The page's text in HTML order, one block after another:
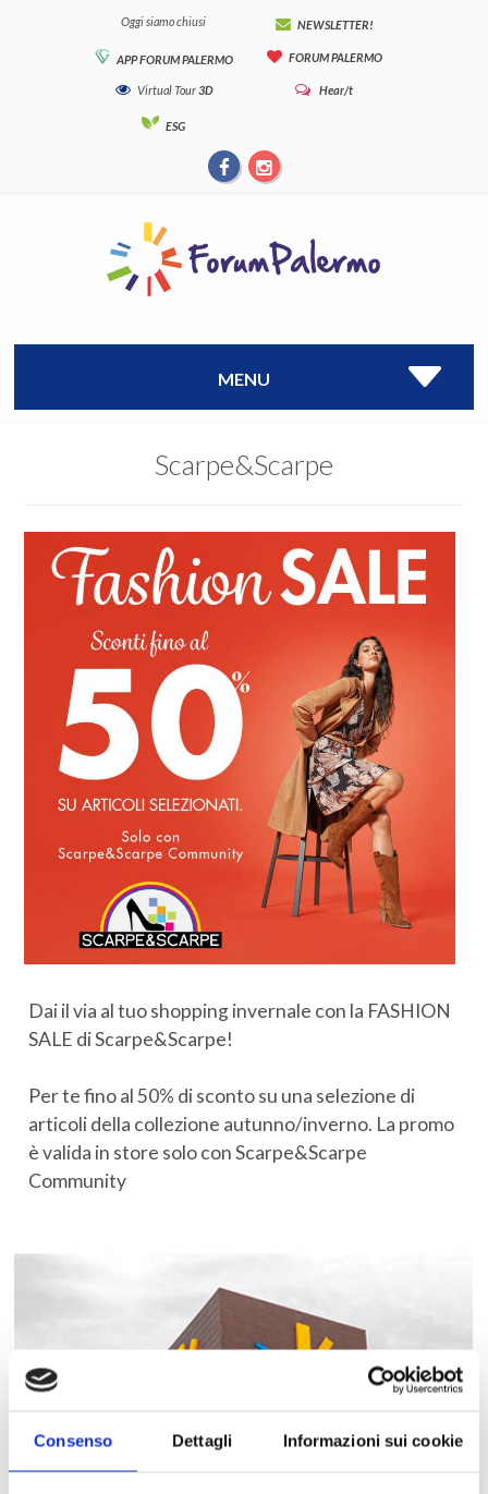
Consenso Dettagli Informazioni sui cookie
Oggi siamo chiusi NEWSLETTER!
APP FORUM PALERMO FORUM PALERMO
Virtual Tour3D Hear/t
ESG
MENU
Scarpe&Scarpe
Dai il via al tuo shopping invernale con la FASHION
SALE di Scarpe&Scarpe!
Per te fino al 50% di sconto su una selezione di
articoli della collezione autunno/inverno. La promo
è valida in store solo con Scarpe&Scarpe
Community